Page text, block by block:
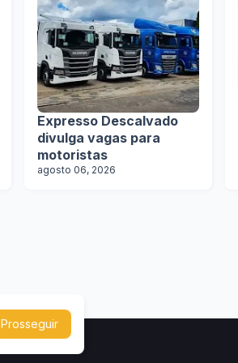
Expresso Descalvado
divulga vagas para
motoristas
agosto 06, 2026
Prosseguir